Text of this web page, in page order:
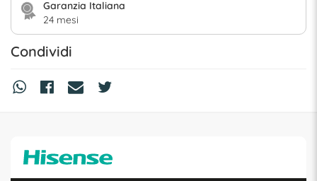
Garanzia Italiana
24 mesi
Condividi